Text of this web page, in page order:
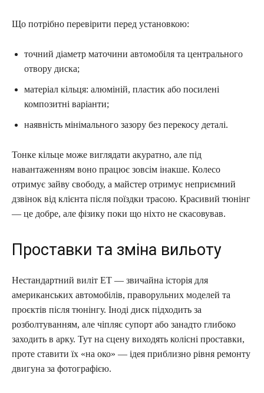
Що потрібно перевірити перед установкою:
точний діаметр маточини автомобіля та центрального
отвору диска;
матеріал кільця: алюміній, пластик або посилені
композитні варіанти;
наявність мінімального зазору без перекосу деталі.
Тонке кільце може виглядати акуратно, але під
навантаженням воно працює зовсім інакше. Колесо
отримує зайву свободу, а майстер отримує неприємний
дзвінок від клієнта після поїздки трасою. Красивий тюнінг
— це добре, але фізику поки що ніхто не скасовував.
Проставки та зміна вильоту
Нестандартний виліт ET — звичайна історія для
американських автомобілів, праворульних моделей та
проєктів після тюнінгу. Іноді диск підходить за
розболтуванням, але чіпляє супорт або занадто глибоко
заходить в арку. Тут на сцену виходять колісні проставки,
проте ставити їх «на око» — ідея приблизно рівня ремонту
двигуна за фотографією.